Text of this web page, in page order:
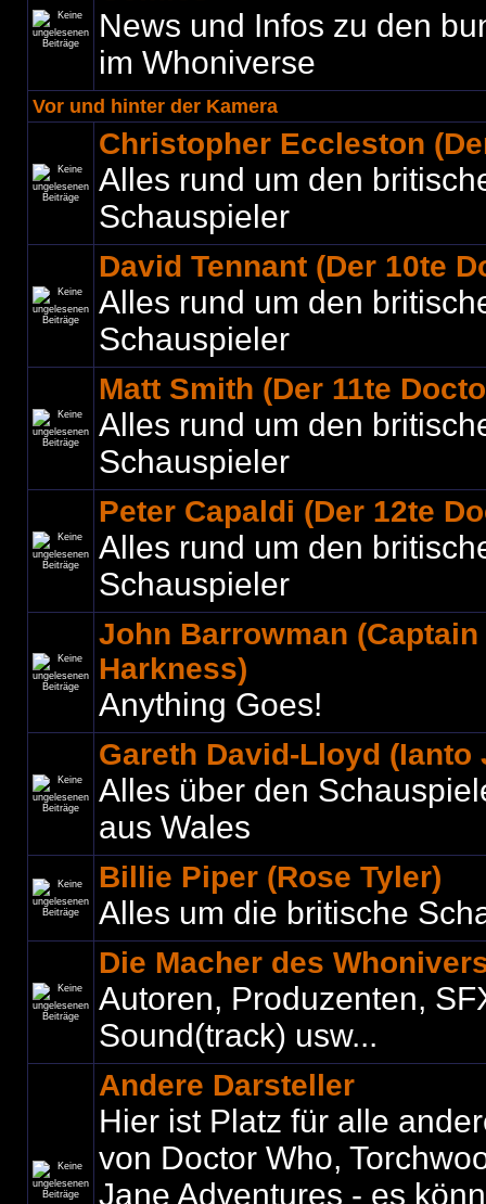
News und Infos zu den
im Whoniverse
Vor und hinter der Kamera
Christopher Eccleston
Alles rund um den
Schauspieler
David Tennant (Der 10te
Alles rund um den
Schauspieler
Matt Smith (Der 11te
Alles rund um den
Schauspieler
Peter Capaldi (Der 12te
Alles rund um den
Schauspieler
John Barrowman
Harkness)
Anything Goes!
Gareth David-Lloyd (Ianto
Alles über den
aus Wales
Billie Piper (Rose Tyler)
Alles um die britische
Die Macher des
Autoren, Produzenten,
Sound(track) usw...
Andere Darsteller
Hier ist Platz für alle
von Doctor Who,
Jane Adventures - es